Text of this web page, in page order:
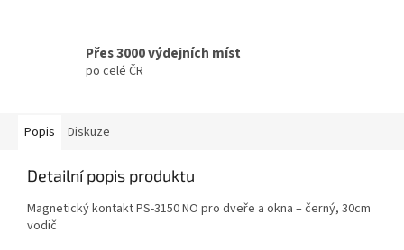
Přes 3000 výdejních míst
po celé ČR
Popis Diskuze
Detailní popis produktu
Magnetický kontakt PS-3150 NO pro dveře a okna – černý, 30cm
vodič